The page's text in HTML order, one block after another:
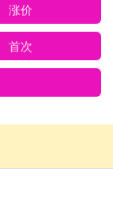
涨价
首次